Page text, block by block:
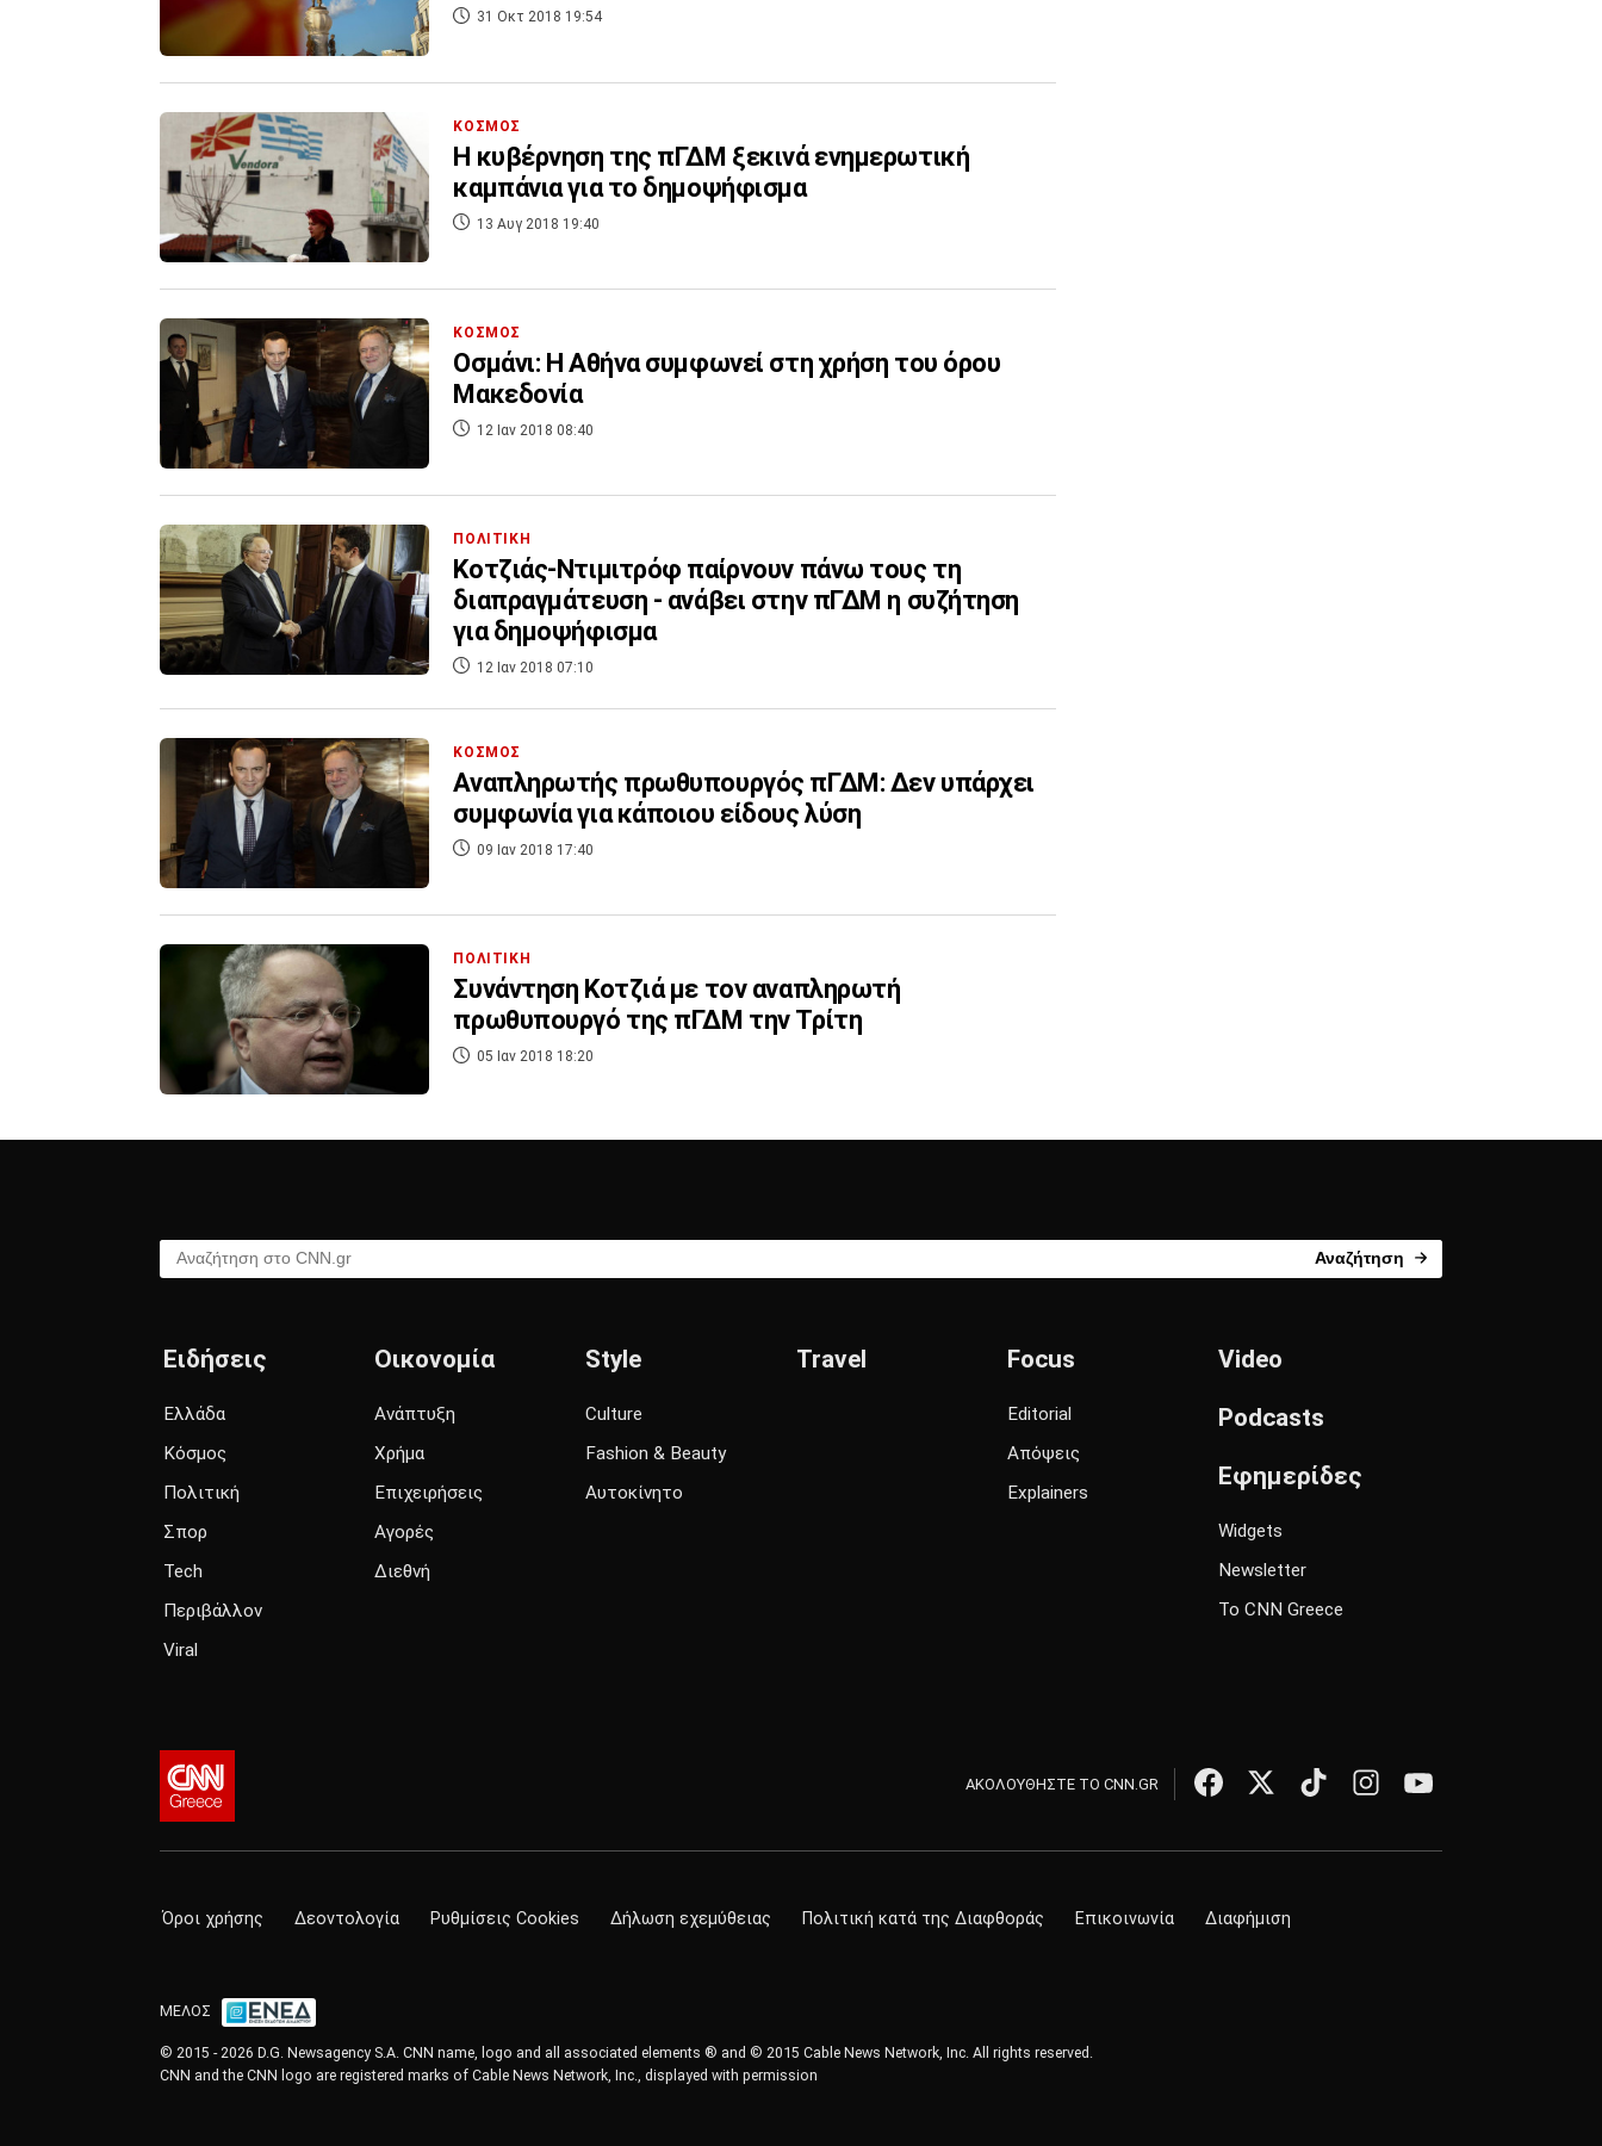
31 Οκτ 2018 19:54
ΚΟΣΜΟΣ
Η κυβέρνηση της πΓΔΜ ξεκινά ενημερωτική
καμπάνια για το δημοψήφισμα
13 Αυγ 2018 19:40
ΚΟΣΜΟΣ
Οσμάνι: Η Αθήνα συμφωνεί στη χρήση του όρου
Μακεδονία
12 Ιαν 2018 08:40
ΠΟΛΙΤΙΚΗ
Κοτζιάς-Ντιμιτρόφ παίρνουν πάνω τους τη
διαπραγμάτευση - ανάβει στην πΓΔΜ η συζήτηση
για δημοψήφισμα
12 Ιαν 2018 07:10
ΚΟΣΜΟΣ
Αναπληρωτής πρωθυπουργός πΓΔΜ: Δεν υπάρχει
συμφωνία για κάποιου είδους λύση
09 Ιαν 2018 17:40
ΠΟΛΙΤΙΚΗ
Συνάντηση Κοτζιά με τον αναπληρωτή
πρωθυπουργό της πΓΔΜ την Τρίτη
05 Ιαν 2018 18:20
Αναζήτηση στο CNN.gr Αναζήτηση
Ειδήσεις
Ελλάδα
Κόσμος
Πολιτική
Σπορ
Tech
Περιβάλλον
Viral
Οικονομία
Ανάπτυξη
Χρήμα
Επιχειρήσεις
Αγορές
Διεθνή
Style
Culture
Fashion & Beauty
Αυτοκίνητο
Travel Focus
Editorial
Απόψεις
Explainers
Video
Podcasts
Εφημερίδες
Widgets
Newsletter
Το CNN Greece
ΑΚΟΛΟΥΘΗΣΤΕ ΤΟ CNN.GR
Όροι χρήσης Δεοντολογία Ρυθμίσεις Cookies Δήλωση εχεμύθειας Πολιτική κατά της Διαφθοράς Επικοινωνία Διαφήμιση
ΜΕΛΟΣ
© 2015 - 2026 D.G. Newsagency S.A. CNN name, logo and all associated elements ® and © 2015 Cable News Network, Inc. All rights reserved.
CNN and the CNN logo are registered marks of Cable News Network, Inc., displayed with permission